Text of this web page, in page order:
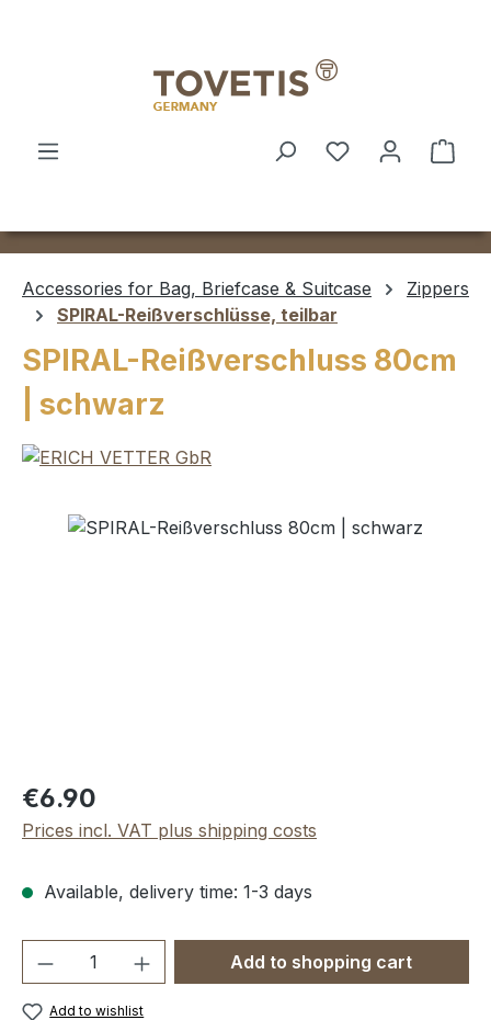
Accessories for Bag, Briefcase & Suitcase
Zippers
SPIRAL-Reißverschlüsse, teilbar
SPIRAL-Reißverschluss 80cm
| schwarz
Skip image gallery
Regular price:
€6.90
Prices incl. VAT plus shipping costs
Available, delivery time: 1-3 days
Product Quantity: Enter the desired
Add to shopping cart
Add to wishlist